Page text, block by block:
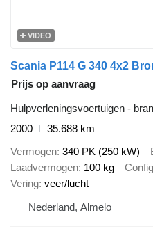
VIDEO
Scania P114 G 340 4x2
Prijs op aanvraag
Hulpverleningsvoertuigen -
2000
35.688 km
Vermogen 340 PK (250 kW)
Laadvermogen 100 kg
Vering veer/lucht
Nederland, Almelo